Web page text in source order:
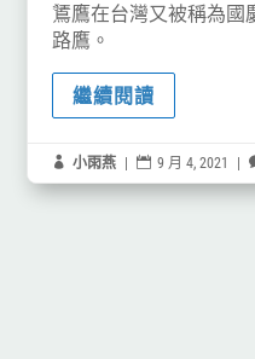
鵟鷹在台灣又被稱為國
路鷹。
繼續閱讀
 小雨燕  9 月 4, 2021